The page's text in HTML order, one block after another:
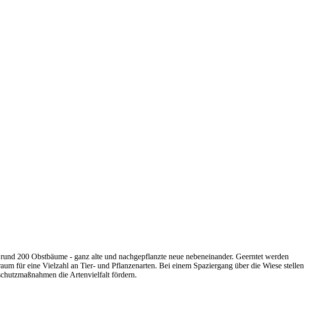
200 Obstbäume - ganz alte und nachgepflanzte neue nebeneinander. Geerntet werden
für eine Vielzahl an Tier- und Pflanzenarten. Bei einem Spaziergang über die Wiese stellen
die Artenvielfalt fördern.